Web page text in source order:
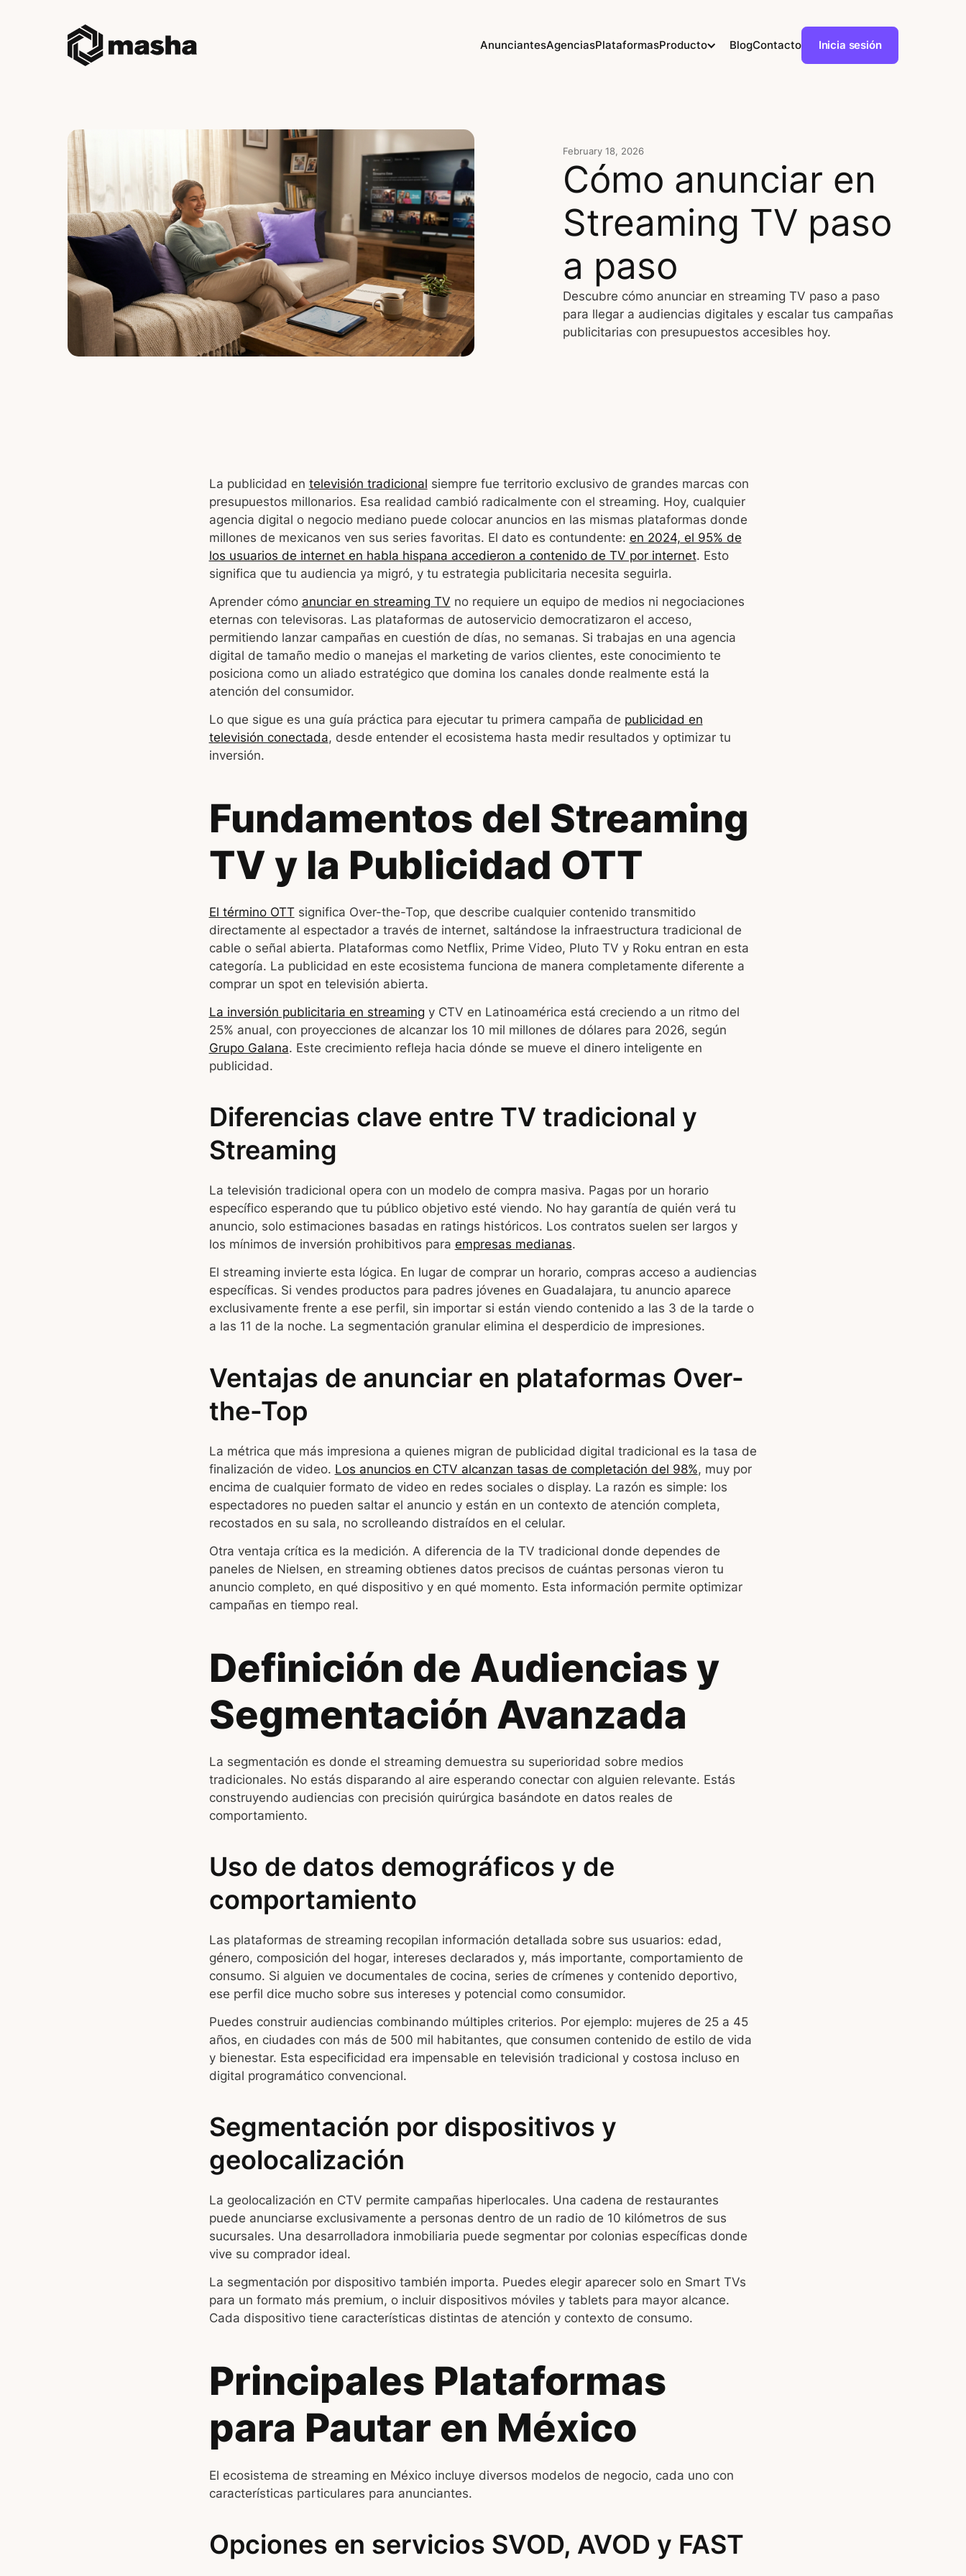
AnunciantesAgenciasPlataformasProducto BlogContacto Inicia sesión
February 18, 2026
Cómo anunciar en
Streaming TV paso
a paso
Descubre cómo anunciar en streaming TV paso a paso
para llegar a audiencias digitales y escalar tus campañas
publicitarias con presupuestos accesibles hoy.
La publicidad en televisión tradicional siempre fue territorio exclusivo de grandes marcas con
presupuestos millonarios. Esa realidad cambió radicalmente con el streaming. Hoy, cualquier
agencia digital o negocio mediano puede colocar anuncios en las mismas plataformas donde
millones de mexicanos ven sus series favoritas. El dato es contundente: en 2024, el 95% de
los usuarios de internet en habla hispana accedieron a contenido de TV por internet. Esto
significa que tu audiencia ya migró, y tu estrategia publicitaria necesita seguirla.
Aprender cómo anunciar en streaming TV no requiere un equipo de medios ni negociaciones
eternas con televisoras. Las plataformas de autoservicio democratizaron el acceso,
permitiendo lanzar campañas en cuestión de días, no semanas. Si trabajas en una agencia
digital de tamaño medio o manejas el marketing de varios clientes, este conocimiento te
posiciona como un aliado estratégico que domina los canales donde realmente está la
atención del consumidor.
Lo que sigue es una guía práctica para ejecutar tu primera campaña de publicidad en
televisión conectada, desde entender el ecosistema hasta medir resultados y optimizar tu
inversión.
Fundamentos del Streaming
TV y la Publicidad OTT
El término OTT significa Over-the-Top, que describe cualquier contenido transmitido
directamente al espectador a través de internet, saltándose la infraestructura tradicional de
cable o señal abierta. Plataformas como Netflix, Prime Video, Pluto TV y Roku entran en esta
categoría. La publicidad en este ecosistema funciona de manera completamente diferente a
comprar un spot en televisión abierta.
La inversión publicitaria en streaming y CTV en Latinoamérica está creciendo a un ritmo del
25% anual, con proyecciones de alcanzar los 10 mil millones de dólares para 2026, según
Grupo Galana. Este crecimiento refleja hacia dónde se mueve el dinero inteligente en
publicidad.
Diferencias clave entre TV tradicional y
Streaming
La televisión tradicional opera con un modelo de compra masiva. Pagas por un horario
específico esperando que tu público objetivo esté viendo. No hay garantía de quién verá tu
anuncio, solo estimaciones basadas en ratings históricos. Los contratos suelen ser largos y
los mínimos de inversión prohibitivos para empresas medianas.
El streaming invierte esta lógica. En lugar de comprar un horario, compras acceso a audiencias
específicas. Si vendes productos para padres jóvenes en Guadalajara, tu anuncio aparece
exclusivamente frente a ese perfil, sin importar si están viendo contenido a las 3 de la tarde o
a las 11 de la noche. La segmentación granular elimina el desperdicio de impresiones.
Ventajas de anunciar en plataformas Over-
the-Top
La métrica que más impresiona a quienes migran de publicidad digital tradicional es la tasa de
finalización de video. Los anuncios en CTV alcanzan tasas de completación del 98%, muy por
encima de cualquier formato de video en redes sociales o display. La razón es simple: los
espectadores no pueden saltar el anuncio y están en un contexto de atención completa,
recostados en su sala, no scrolleando distraídos en el celular.
Otra ventaja crítica es la medición. A diferencia de la TV tradicional donde dependes de
paneles de Nielsen, en streaming obtienes datos precisos de cuántas personas vieron tu
anuncio completo, en qué dispositivo y en qué momento. Esta información permite optimizar
campañas en tiempo real.
Definición de Audiencias y
Segmentación Avanzada
La segmentación es donde el streaming demuestra su superioridad sobre medios
tradicionales. No estás disparando al aire esperando conectar con alguien relevante. Estás
construyendo audiencias con precisión quirúrgica basándote en datos reales de
comportamiento.
Uso de datos demográficos y de
comportamiento
Las plataformas de streaming recopilan información detallada sobre sus usuarios: edad,
género, composición del hogar, intereses declarados y, más importante, comportamiento de
consumo. Si alguien ve documentales de cocina, series de crímenes y contenido deportivo,
ese perfil dice mucho sobre sus intereses y potencial como consumidor.
Puedes construir audiencias combinando múltiples criterios. Por ejemplo: mujeres de 25 a 45
años, en ciudades con más de 500 mil habitantes, que consumen contenido de estilo de vida
y bienestar. Esta especificidad era impensable en televisión tradicional y costosa incluso en
digital programático convencional.
Segmentación por dispositivos y
geolocalización
La geolocalización en CTV permite campañas hiperlocales. Una cadena de restaurantes
puede anunciarse exclusivamente a personas dentro de un radio de 10 kilómetros de sus
sucursales. Una desarrolladora inmobiliaria puede segmentar por colonias específicas donde
vive su comprador ideal.
La segmentación por dispositivo también importa. Puedes elegir aparecer solo en Smart TVs
para un formato más premium, o incluir dispositivos móviles y tablets para mayor alcance.
Cada dispositivo tiene características distintas de atención y contexto de consumo.
Principales Plataformas
para Pautar en México
El ecosistema de streaming en México incluye diversos modelos de negocio, cada uno con
características particulares para anunciantes.
Opciones en servicios SVOD, AVOD y FAST